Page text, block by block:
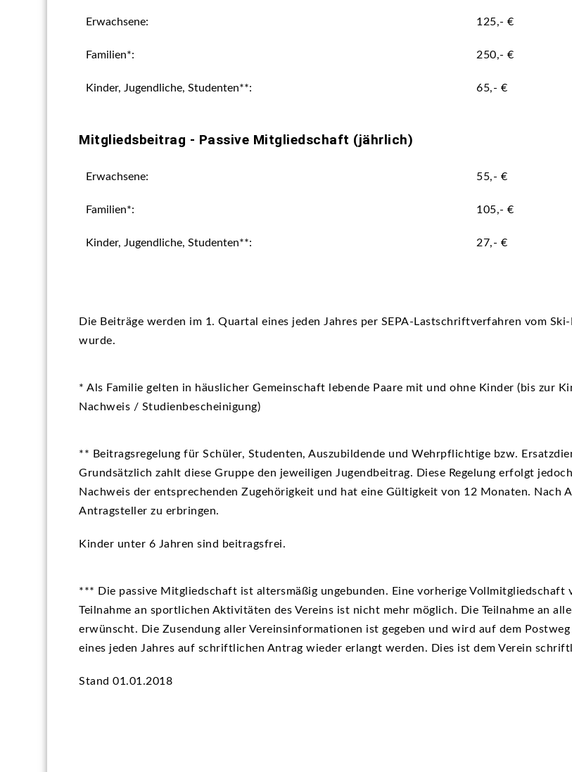
Erwachsene:
Familien*:
Kinder, Jugendliche, Studenten**:
125,- €
250,- €
65,- €
Mitgliedsbeitrag - Passive Mitgliedschaft (jährlich)
Erwachsene:
Familien*:
Kinder, Jugendliche, Studenten**:
55,- €
105,- €
27,- €
Die Beiträge werden im 1. Quartal eines jeden Jahres per SEPA-Lastschriftverfahren vom
wurde.
* Als Familie gelten in häuslicher Gemeinschaft lebende Paare mit und ohne Kinder (bis zur
Nachweis / Studienbescheinigung)
** Beitragsregelung für Schüler, Studenten, Auszubildende und Wehrpflichtige bzw.
Grundsätzlich zahlt diese Gruppe den jeweiligen Jugendbeitrag. Diese Regelung erfolgt
Nachweis der entsprechenden Zugehörigkeit und hat eine Gültigkeit von 12 Monaten. Nach
Antragsteller zu erbringen.
Kinder unter 6 Jahren sind beitragsfrei.
*** Die passive Mitgliedschaft ist altersmäßig ungebunden. Eine vorherige Vollmitgliedschaft
Teilnahme an sportlichen Aktivitäten des Vereins ist nicht mehr möglich. Die Teilnahme an
erwünscht. Die Zusendung aller Vereinsinformationen ist gegeben und wird auf dem
eines jeden Jahres auf schriftlichen Antrag wieder erlangt werden. Dies ist dem Verein
Stand 01.01.2018